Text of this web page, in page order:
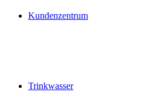
Kundenzentrum
Trinkwasser